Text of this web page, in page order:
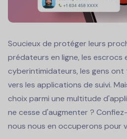
Soucieux de protéger leurs
prédateurs en ligne, les escrocs
cyberintimidateurs, les gens
vers les applications de suivi.
choix parmi une multitude
ne cesse d'augmenter ?
nous nous en occuperons pour